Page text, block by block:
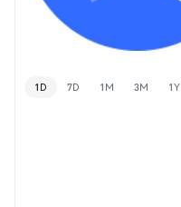
1D 7D 1M 3M 1Y